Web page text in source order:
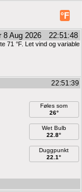
°F
8 Aug 2026 22:51:48
71 °F. Let vind og variable
22:51:39
Føles som
26°
Wet Bulb
22.8°
Duggpunkt
22.1°